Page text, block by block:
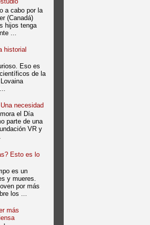
a cabo por la
(Canadá)
hijos tenga
...
historial
Eso es
de la
necesidad
el Día
parte de una
VR y
Esto es lo
es un
y mueres.
por más
los ...
más